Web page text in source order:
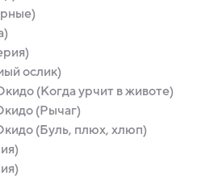
ослик)
(Когда урчит в животе)
(Рычаг)
(Буль, плюх, хлюп)